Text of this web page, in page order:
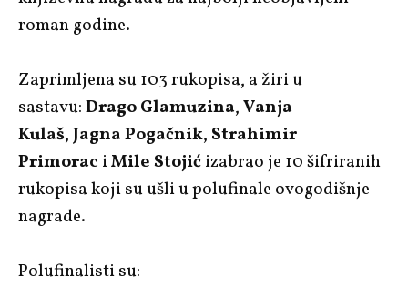
roman godine.
Zaprimljena su 103 rukopisa, a žiri u
sastavu:Drago Glamuzina,Vanja
Kulaš,Jagna Pogačnik,Strahimir
Primorac iMile Stojićizabrao je 10 šifriranih
rukopisa koji su ušli u polufinale ovogodišnje
nagrade.
Polufinalisti su: